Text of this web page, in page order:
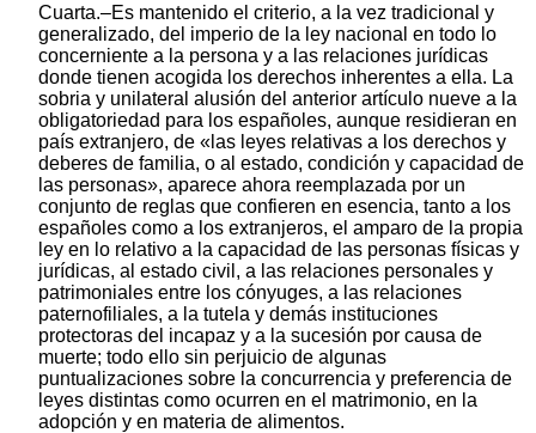
Cuarta.–Es mantenido el criterio, a la vez tradicional y
generalizado, del imperio de la ley nacional en todo lo
concerniente a la persona y a las relaciones jurídicas
donde tienen acogida los derechos inherentes a ella. La
sobria y unilateral alusión del anterior artículo nueve a la
obligatoriedad para los españoles, aunque residieran en
país extranjero, de «las leyes relativas a los derechos y
deberes de familia, o al estado, condición y capacidad de
las personas», aparece ahora reemplazada por un
conjunto de reglas que confieren en esencia, tanto a los
españoles como a los extranjeros, el amparo de la propia
ley en lo relativo a la capacidad de las personas físicas y
jurídicas, al estado civil, a las relaciones personales y
patrimoniales entre los cónyuges, a las relaciones
paternofiliales, a la tutela y demás instituciones
protectoras del incapaz y a la sucesión por causa de
muerte; todo ello sin perjuicio de algunas
puntualizaciones sobre la concurrencia y preferencia de
leyes distintas como ocurren en el matrimonio, en la
adopción y en materia de alimentos.